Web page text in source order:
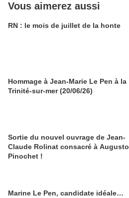
Vous aimerez aussi
RN : le mois de juillet de la honte
Hommage à Jean-Marie Le Pen à la
Trinité-sur-mer (20/06/26)
Sortie du nouvel ouvrage de Jean-
Claude Rolinat consacré à Augusto
Pinochet !
Marine Le Pen, candidate idéale…